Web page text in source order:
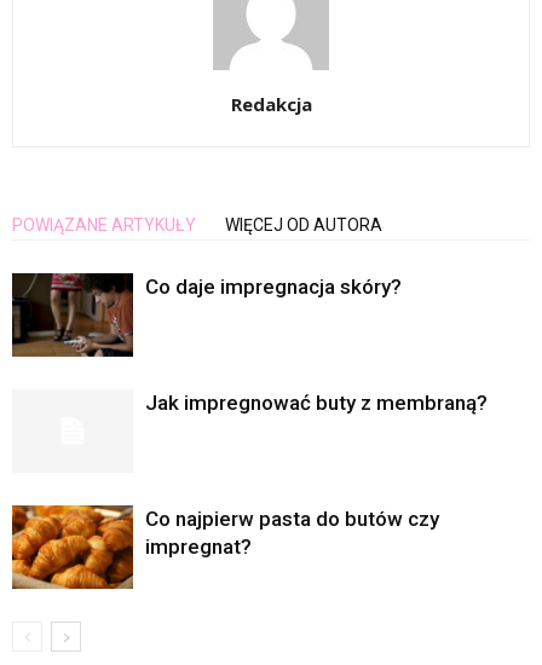
Redakcja
POWIĄZANE ARTYKUŁY WIĘCEJ OD AUTORA
Co daje impregnacja skóry?
Jak impregnować buty z membraną?
Co najpierw pasta do butów czy
impregnat?